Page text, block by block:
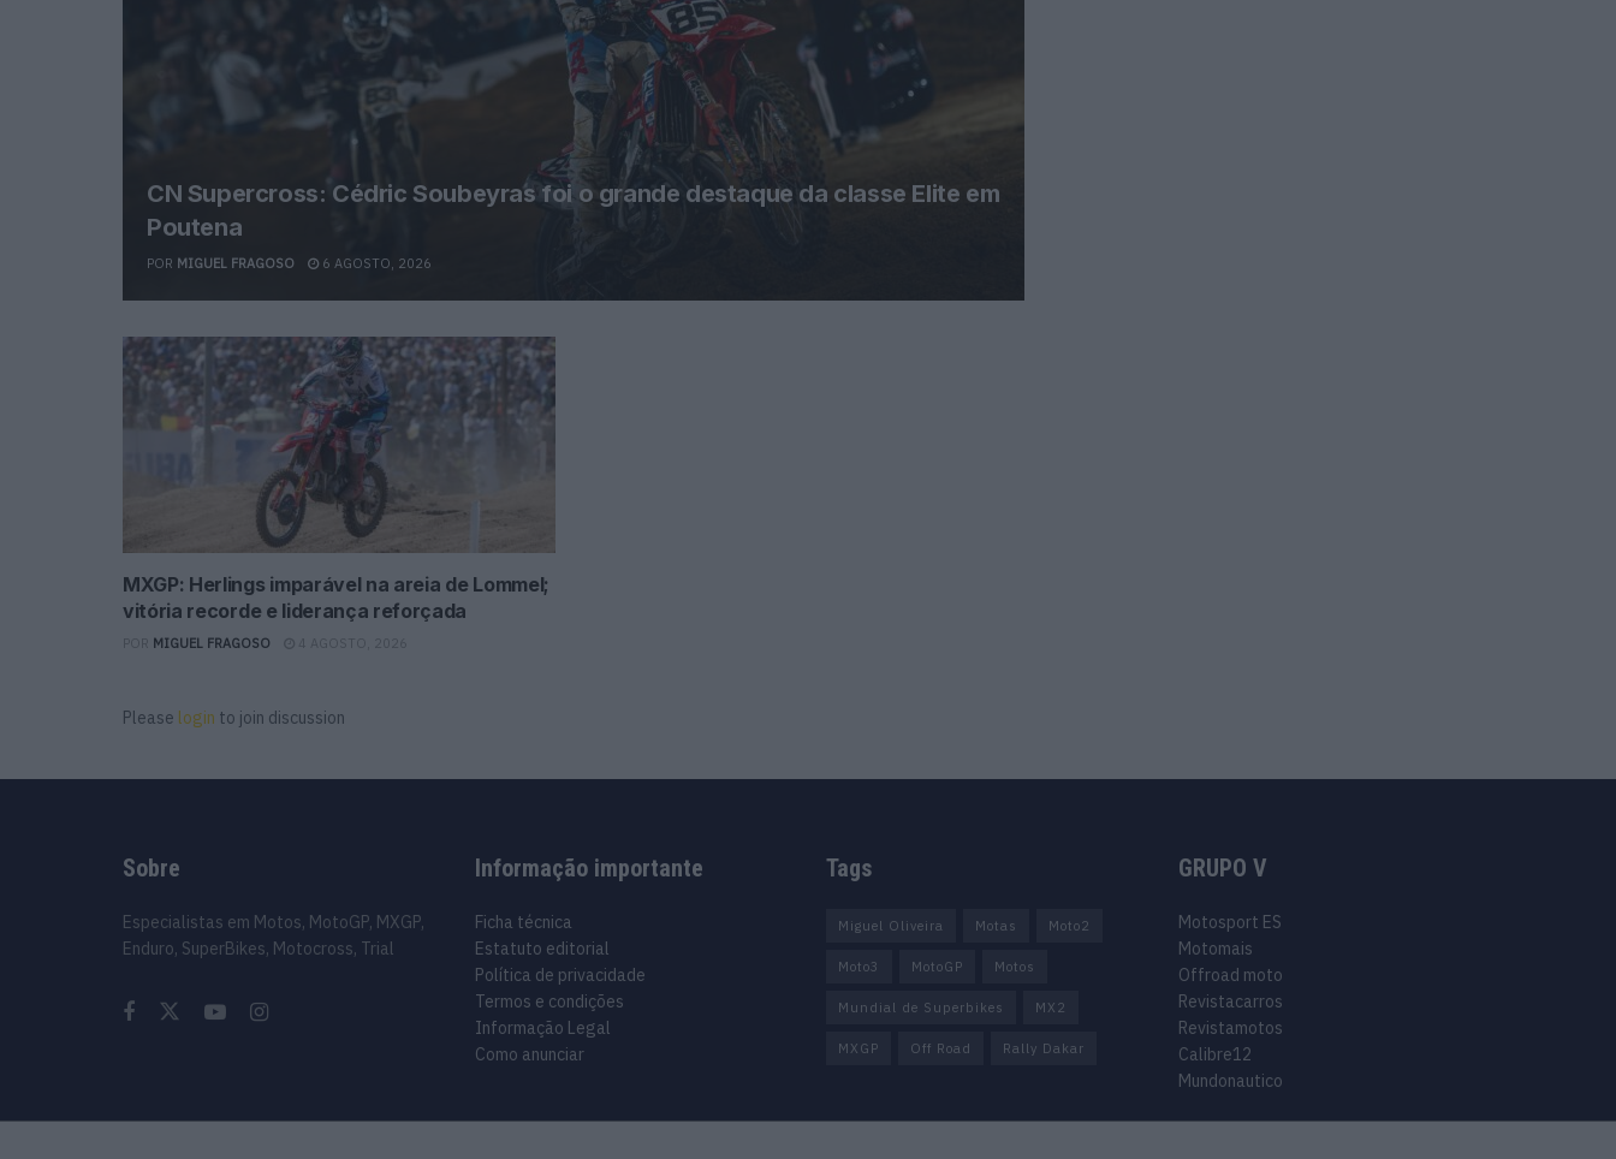
CN Supercross: Cédric Soubeyras foi o grande destaque da classe Elite em
Poutena
POR MIGUEL FRAGOSO 6 AGOSTO, 2026
MXGP: Herlings imparável na areia de Lommel;
vitória recorde e liderança reforçada
MIGUEL FRAGOSO 4 AGOSTO, 2026
Please login to join discussion
Sobre
Especialistas em Motos, MotoGP, MXGP,
Enduro, SuperBikes, Motocross, Trial
Informação importante
Ficha técnica
Estatuto editorial
Política de privacidade
Termos e condições
Informação Legal
Como anunciar
Tags
Miguel Oliveira Motas Moto2
Moto3 MotoGP Motos
Mundial de Superbikes MX2
MXGP Off Road Rally Dakar
GRUPO V
Motosport ES
Motomais
Offroad moto
Revistacarros
Revistamotos
Calibre12
Mundonautico